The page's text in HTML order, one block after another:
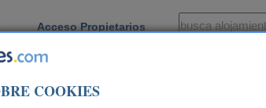
Acceso Propietarios
COOKIES